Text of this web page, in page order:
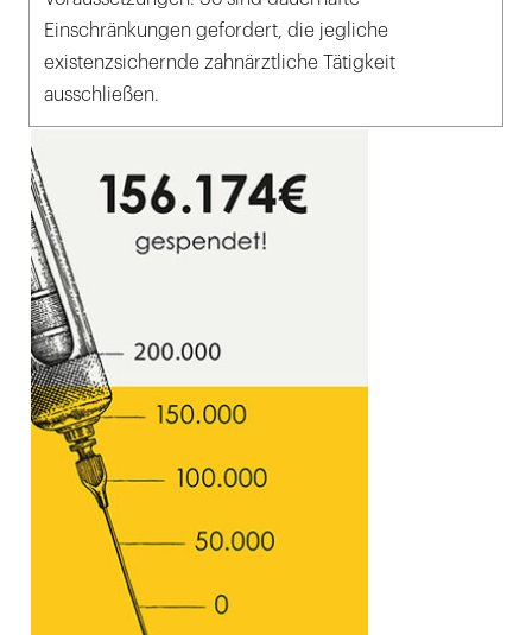
Einschränkungen gefordert, die jegliche
existenzsichernde zahnärztliche Tätigkeit
ausschließen.